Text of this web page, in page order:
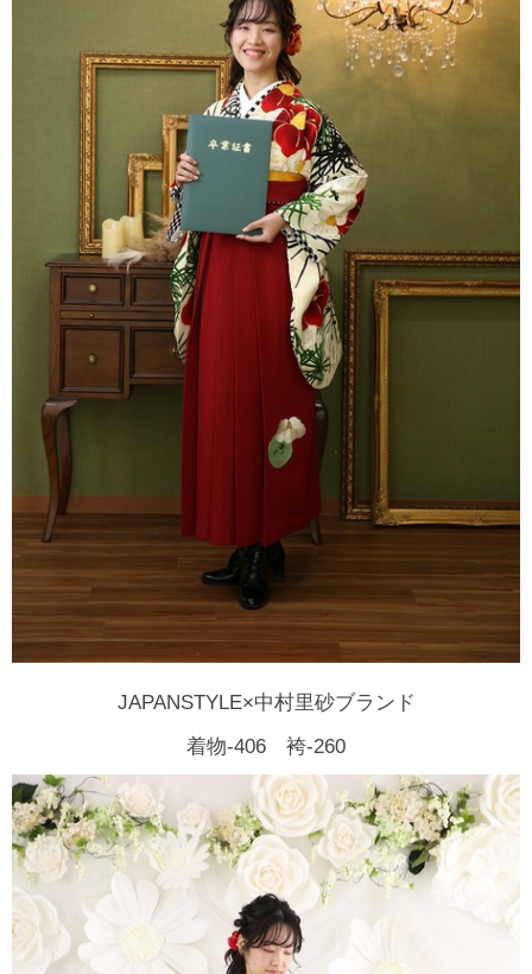
JAPANSTYLE×中村里砂ブランド
着物-406 袴-260